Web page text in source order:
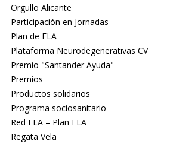
Orgullo Alicante
Participación en Jornadas
Plan de ELA
Plataforma Neurodegenerativas CV
Premio "Santander Ayuda"
Premios
Productos solidarios
Programa sociosanitario
Red ELA – Plan ELA
Regata Vela